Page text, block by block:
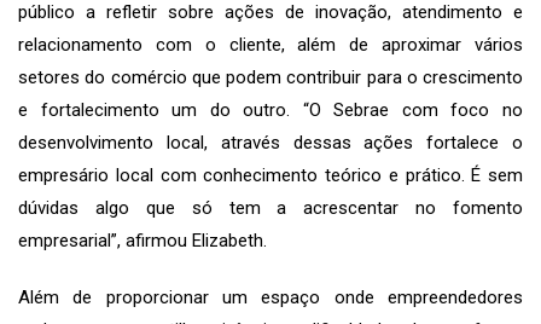
público a refletir sobre ações de inovação, atendimento e
relacionamento com o cliente, além de aproximar vários
setores do comércio que podem contribuir para o crescimento
e fortalecimento um do outro. “O Sebrae com foco no
desenvolvimento local, através dessas ações fortalece o
empresário local com conhecimento teórico e prático. É sem
dúvidas algo que só tem a acrescentar no fomento
empresarial”, afirmou Elizabeth.
Além de proporcionar um espaço onde empreendedores